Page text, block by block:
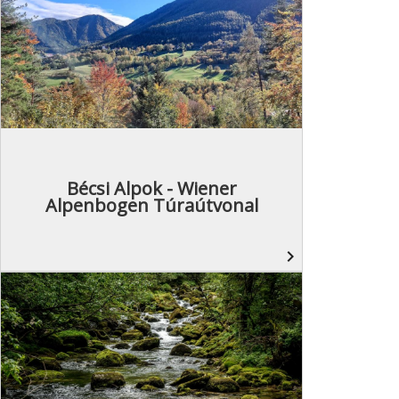
Bécsi Alpok - Wiener
Alpenbogen Túraútvonal
navigate_next